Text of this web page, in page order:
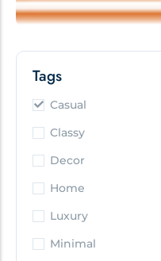
Tags
Casual
Classy
Decor
Home
Luxury
Minimal